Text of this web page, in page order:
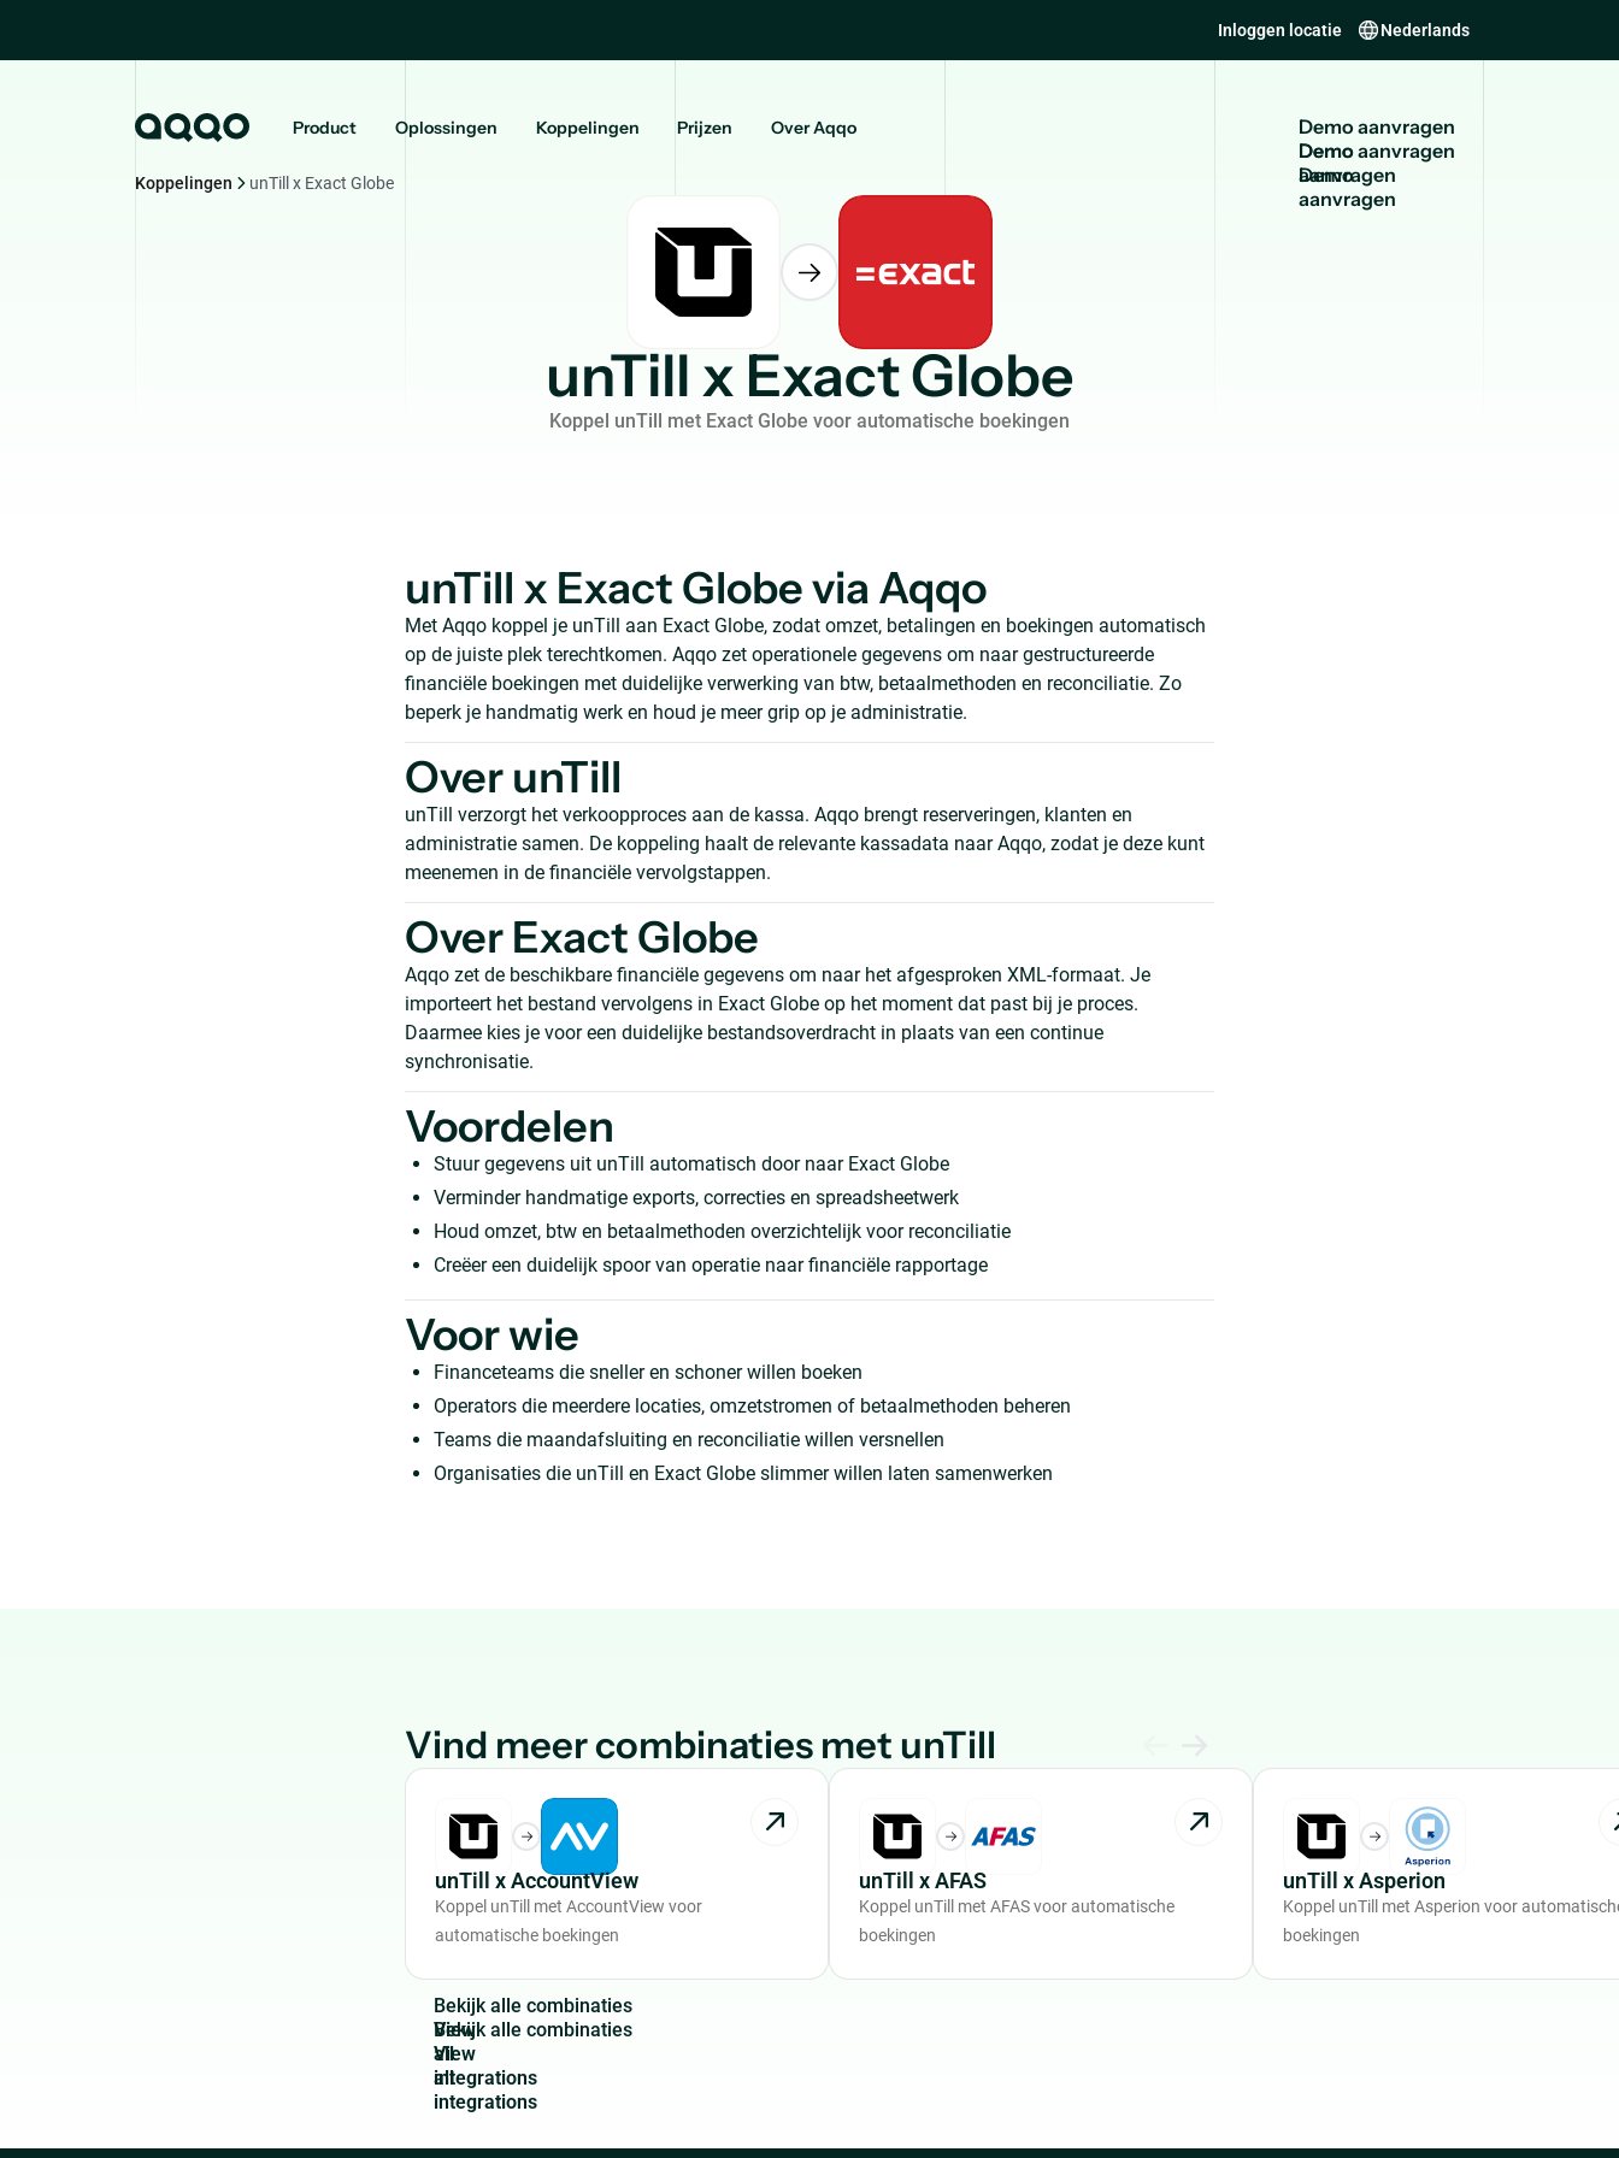
Inloggen locatie Nederlands
Product Oplossingen Koppelingen Prijzen Over Aqqo Demoaanvragen
Demo
aanvragen
Koppelingen unTill x Exact Globe
unTill x Exact Globe
Koppel unTill met Exact Globe voor automatische boekingen
unTill x Exact Globe via Aqqo
Met Aqqo koppel je unTill aan Exact Globe, zodat omzet, betalingen en boekingen automatisch
op de juiste plek terechtkomen. Aqqo zet operationele gegevens om naar gestructureerde
financiële boekingen met duidelijke verwerking van btw, betaalmethoden en reconciliatie. Zo
beperk je handmatig werk en houd je meer grip op je administratie.
Over unTill
unTill verzorgt het verkoopproces aan de kassa. Aqqo brengt reserveringen, klanten en
administratie samen. De koppeling haalt de relevante kassadata naar Aqqo, zodat je deze kunt
meenemen in de financiële vervolgstappen.
Over Exact Globe
Aqqo zet de beschikbare financiële gegevens om naar het afgesproken XML-formaat. Je
importeert het bestand vervolgens in Exact Globe op het moment dat past bij je proces.
Daarmee kies je voor een duidelijke bestandsoverdracht in plaats van een continue
synchronisatie.
Voordelen
Stuur gegevens uit unTill automatisch door naar Exact Globe
Verminder handmatige exports, correcties en spreadsheetwerk
Houd omzet, btw en betaalmethoden overzichtelijk voor reconciliatie
Creëer een duidelijk spoor van operatie naar financiële rapportage
Voor wie
Financeteams die sneller en schoner willen boeken
Operators die meerdere locaties, omzetstromen of betaalmethoden beheren
Teams die maandafsluiting en reconciliatie willen versnellen
Organisaties die unTill en Exact Globe slimmer willen laten samenwerken
Vind meer combinaties met unTill
unTill x AccountView
Koppel unTill met AccountView voor
automatische boekingen
unTill x AFAS
Koppel unTill met AFAS voor automatische
boekingen
unTill x Asperion
Koppel unTill met Asperion voor
boekingen
Bekijk alle combinaties
View
all
integrations